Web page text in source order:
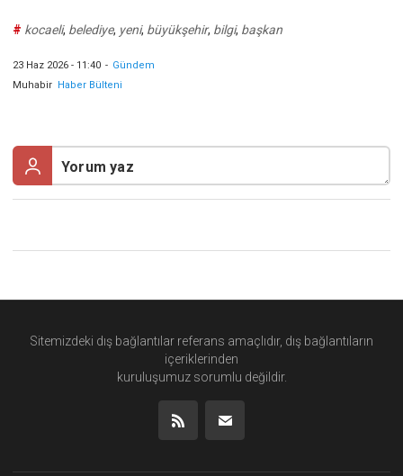
# kocaeli, belediye, yeni, büyükşehir, bilgi, başkan
23 Haz 2026 - 11:40 - Gündem
Muhabir
Haber Bülteni
Sitemizdeki dış bağlantılar referans amaçlıdır, dış bağlantıların
içeriklerinden
kuruluşumuz sorumlu değildir.